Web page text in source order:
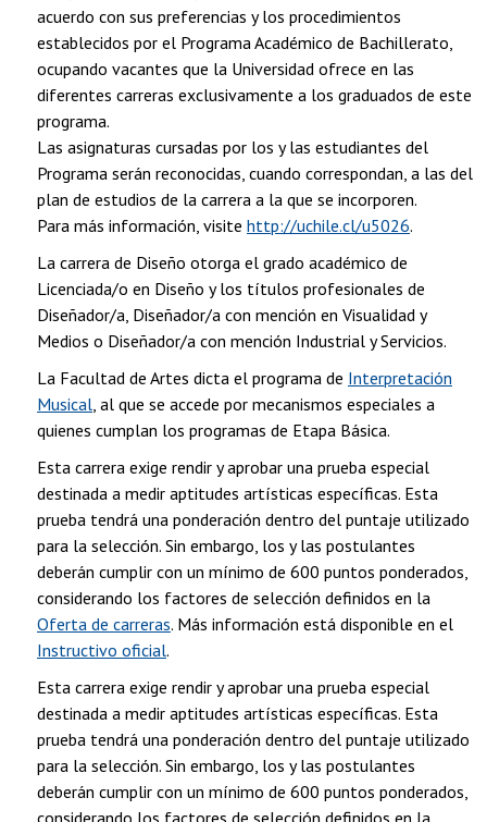
acuerdo con sus preferencias y los procedimientos
establecidos por el Programa Académico de Bachillerato,
ocupando vacantes que la Universidad ofrece en las
diferentes carreras exclusivamente a los graduados de este
programa.
Las asignaturas cursadas por los y las estudiantes del
Programa serán reconocidas, cuando correspondan, a las del
plan de estudios de la carrera a la que se incorporen.
Para más información, visite http://uchile.cl/u5026.
La carrera de Diseño otorga el grado académico de
Licenciada/o en Diseño y los títulos profesionales de
Diseñador/a, Diseñador/a con mención en Visualidad y
Medios o Diseñador/a con mención Industrial y Servicios.
La Facultad de Artes dicta el programa de Interpretación
Musical, al que se accede por mecanismos especiales a
quienes cumplan los programas de Etapa Básica.
Esta carrera exige rendir y aprobar una prueba especial
destinada a medir aptitudes artísticas específicas. Esta
prueba tendrá una ponderación dentro del puntaje utilizado
para la selección. Sin embargo, los y las postulantes
deberán cumplir con un mínimo de 600 puntos ponderados,
considerando los factores de selección definidos en la
Oferta de carreras. Más información está disponible en el
Instructivo oficial.
Esta carrera exige rendir y aprobar una prueba especial
destinada a medir aptitudes artísticas específicas. Esta
prueba tendrá una ponderación dentro del puntaje utilizado
para la selección. Sin embargo, los y las postulantes
deberán cumplir con un mínimo de 600 puntos ponderados,